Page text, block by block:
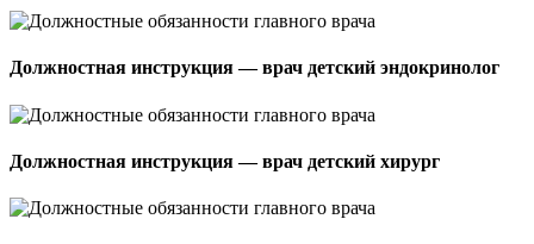
Должностная инструкция — врач детский эндокринолог
Должностная инструкция — врач детский хирург